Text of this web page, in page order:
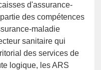
d'assurance-
des compétences
maladie
sanitaire qui
des services de
logique, les ARS